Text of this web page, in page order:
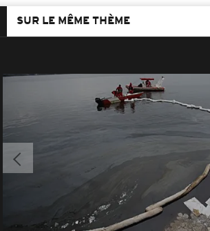
SUR LE MÊME THÈME